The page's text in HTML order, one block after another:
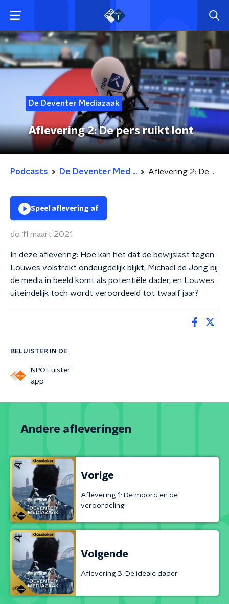
De Deventer Mediazaak
Aflevering 2: De pers ruikt lont
Podcasts De Deventer Med ... Aflevering 2: De pers ruikt lont
BELUISTER IN DE
NPO Luister
app
Speel aflevering af
do 11 maart 2021
In deze aflevering: Hoe kan het dat de bewijslast tegen
Louwes volstrekt ondeugdelijk blijkt, Michael de Jong bij
de media in beeld komt als potentiële dader, en Louwes
uiteindelijk toch wordt veroordeeld tot twaalf jaar?
Andere afleveringen
Vorige
Aflevering 1: De moord en de
veroordeling
Volgende
Aflevering 3: De ideale dader